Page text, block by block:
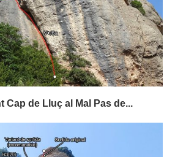
Cap de Lluç al Mal Pas de...